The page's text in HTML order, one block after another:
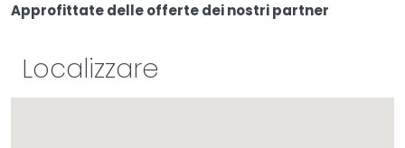
Approfittate delle offerte dei nostri partner
Localizzare